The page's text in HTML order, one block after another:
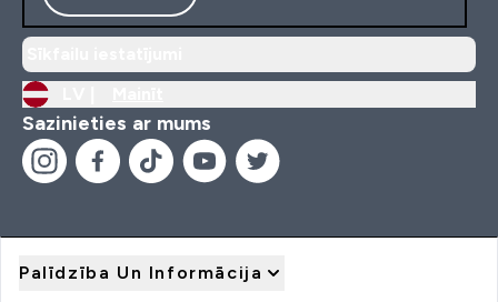
Sazinieties ar mums
Palīdzība Un Informācija